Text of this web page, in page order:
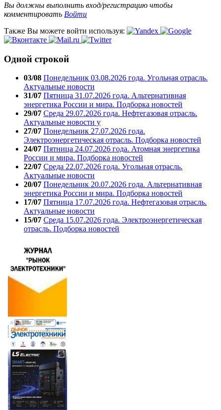
Вы должны выполнить вход/регистрацию чтобы
комментировать Войти
Также Вы можете войти используя:
Одной строкой
03/08 Понедельник 03.08.2026 года. Угольная отрасль.
Актуальные новости
31/07 Пятница 31.07.2026 года. Альтернативная
энергетика России и мира. Подборка новостей
29/07 Среда 29.07.2026 года. Нефтегазовая отрасль.
Актуальные новости у
27/07 Понедельник 27.07.2026 года.
Электроэнергетическая отрасль. Подборка новостей
24/07 Пятница 24.07.2026 года. Атомная энергетика
России и мира. Подборка новостей
22/07 Среда 22.07.2026 года. Угольная отрасль.
Актуальные новости
20/07 Понедельник 20.07.2026 года. Альтернативная
энергетика России и мира. Подборка новостей
17/07 Пятница 17.07.2026 года. Нефтегазовая отрасль.
Актуальные новости
15/07 Среда 15.07.2026 года. Электроэнергетическая
отрасль. Подборка новостей